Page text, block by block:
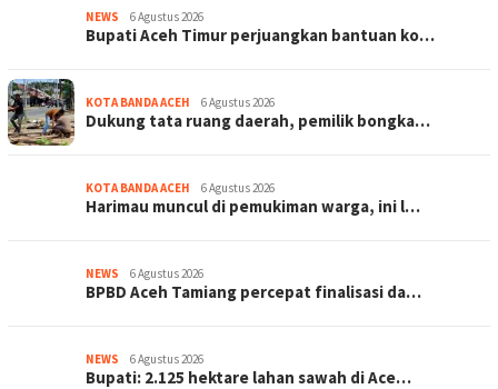
NEWS 6 Agustus 2026
Bupati Aceh Timur perjuangkan bantuan ko…
KOTA BANDA ACEH 6 Agustus 2026
Dukung tata ruang daerah, pemilik bongka…
KOTA BANDA ACEH 6 Agustus 2026
Harimau muncul di pemukiman warga, ini l…
NEWS 6 Agustus 2026
BPBD Aceh Tamiang percepat finalisasi da…
NEWS 6 Agustus 2026
Bupati: 2.125 hektare lahan sawah di Ace…